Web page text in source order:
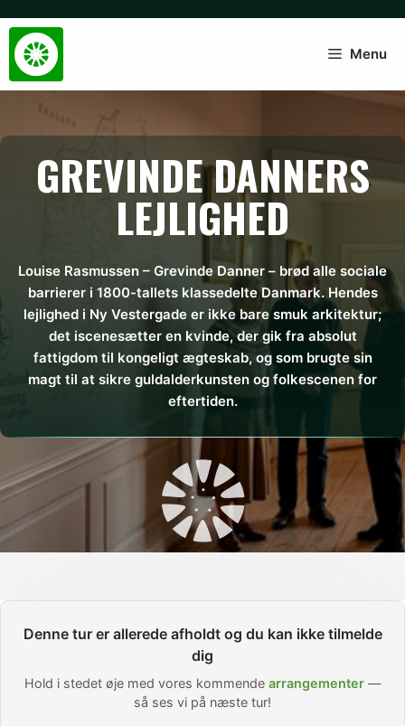
til
indhold
Menu
GREVINDE DANNERS
LEJLIGHED
Louise Rasmussen – Grevinde Danner – brød alle sociale
barrierer i 1800-tallets klassedelte Danmark. Hendes
lejlighed i Ny Vestergade er ikke bare smuk arkitektur;
det iscenesætter en kvinde, der gik fra absolut
fattigdom til kongeligt ægteskab, og som brugte sin
magt til at sikre guldalderkunsten og folkescenen for
eftertiden.
Denne tur er allerede afholdt og du kan ikke tilmelde
dig
Hold i stedet øje med vores kommende arrangementer —
så ses vi på næste tur!